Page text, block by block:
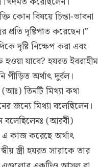
কোন বিষয়ে চিন্তা-ভাবনা
দৃষ্টিপাত করেছেন।”
দৃষ্টি নিক্ষেপ করা এবং
যাবে? হযরত ইবরাহীম
অর্থাৎ দুর্বল।
তিনটি মিথ্যা কথা
জন্যে মিথ্যা বলেছিলেন।
(আরবী)
কাজ করেছে অর্থাৎ
স্ত্রী হযরত সারাকে তার